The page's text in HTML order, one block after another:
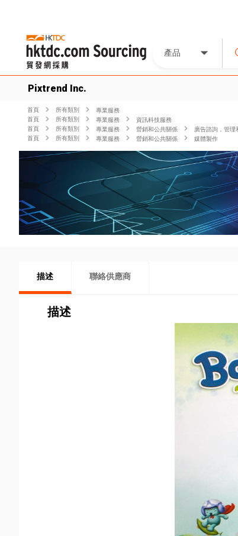
產品
Pixtrend Inc.
首頁 所有類別
專業服務
首頁
所有類別 專業服務
資訊科技服務
首頁
所有類別 專業服務 營銷和公共關係
廣告諮詢，管理
首頁
所有類別 專業服務 營銷和公共關係 媒體製作
描述 聯絡供應商
描述